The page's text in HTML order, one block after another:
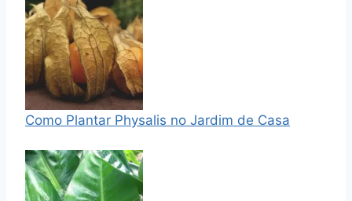
Como Plantar Physalis no Jardim de Casa